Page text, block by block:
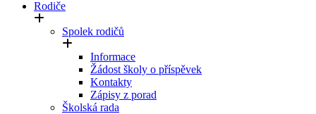
Rodiče
Spolek rodičů
Informace
Žádost školy o příspěvek
Kontakty
Zápisy z porad
Školská rada